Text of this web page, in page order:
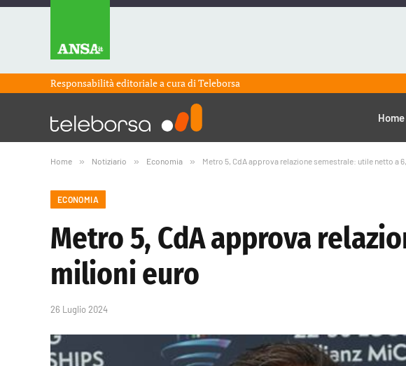
Responsabilità editoriale a cura diTeleborsa
Home
Home » Notiziario » Economia » Metro 5, CdA approva relazione semestrale: utile netto a
ECONOMIA
Metro 5, CdA approva
milioni euro
26 Luglio 2024